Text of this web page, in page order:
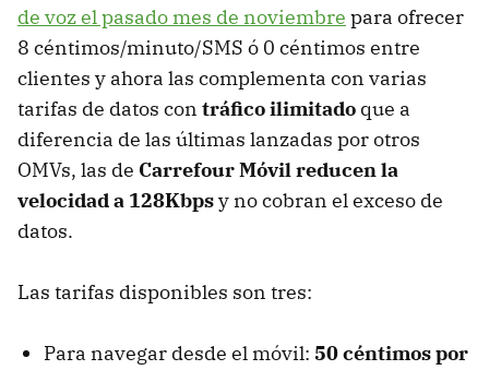
de voz el pasado mes de noviembre para ofrecer
8 céntimos/minuto/SMS ó 0 céntimos entre
clientes y ahora las complementa con varias
tarifas de datos con tráfico ilimitado que a
diferencia de las últimas lanzadas por otros
OMVs, las de Carrefour Móvil reducen la
velocidad a 128Kbpsy no cobran el exceso de
datos.
Las tarifas disponibles son tres:
Para navegar desde el móvil: 50 céntimos por